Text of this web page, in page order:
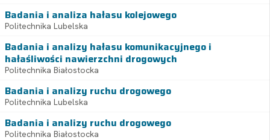
Badania i analiza hałasu kolejowego
Politechnika Lubelska
Badania i analizy hałasu komunikacyjnego i
hałaśliwości nawierzchni drogowych
Politechnika Białostocka
Badania i analizy ruchu drogowego
Politechnika Lubelska
Badania i analizy ruchu drogowego
Politechnika Białostocka